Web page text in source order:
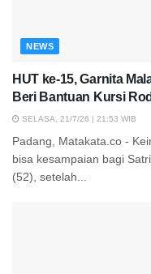
NEWS
HUT ke-15, Garnita
Beri Bantuan Kursi
SELASA, 21/7/26 | 21:53 WIB
Padang, Matakata.co -
bisa kesampaian bagi
(52), setelah...